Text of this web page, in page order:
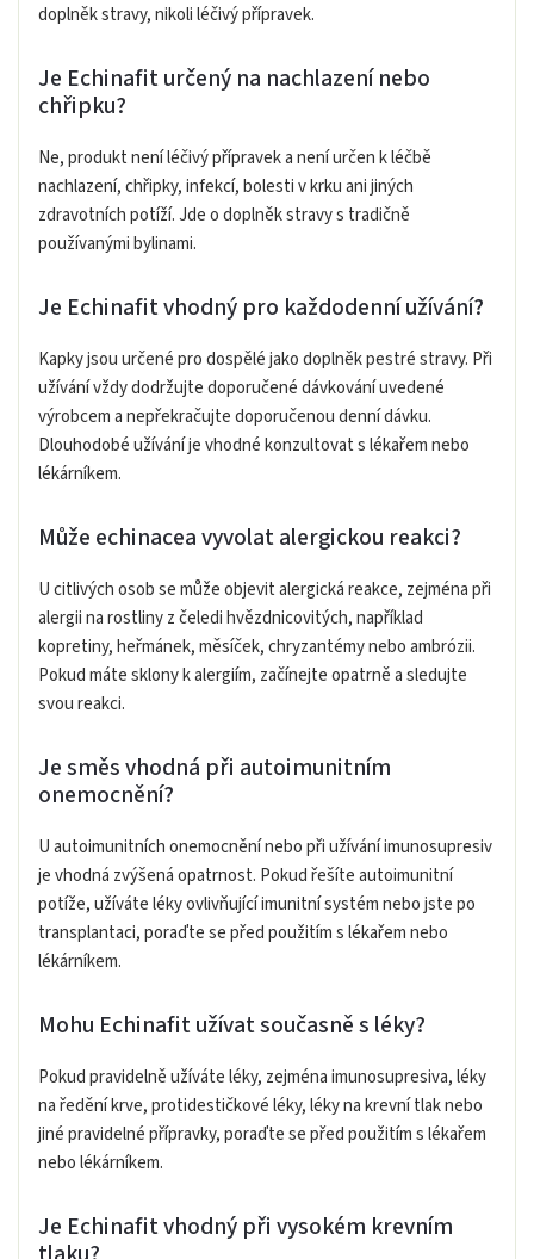
doplněk stravy, nikoli léčivý přípravek.
Je Echinafit určený na nachlazení nebo
chřipku?
Ne, produkt není léčivý přípravek a není určen k léčbě
nachlazení, chřipky, infekcí, bolesti v krku ani jiných
zdravotních potíží. Jde o doplněk stravy s tradičně
používanými bylinami.
Je Echinafit vhodný pro každodenní užívání?
Kapky jsou určené pro dospělé jako doplněk pestré stravy. Při
užívání vždy dodržujte doporučené dávkování uvedené
výrobcem a nepřekračujte doporučenou denní dávku.
Dlouhodobé užívání je vhodné konzultovat s lékařem nebo
lékárníkem.
Může echinacea vyvolat alergickou reakci?
U citlivých osob se může objevit alergická reakce, zejména při
alergii na rostliny z čeledi hvězdnicovitých, například
kopretiny, heřmánek, měsíček, chryzantémy nebo ambrózii.
Pokud máte sklony k alergiím, začínejte opatrně a sledujte
svou reakci.
Je směs vhodná při autoimunitním
onemocnění?
U autoimunitních onemocnění nebo při užívání imunosupresiv
je vhodná zvýšená opatrnost. Pokud řešíte autoimunitní
potíže, užíváte léky ovlivňující imunitní systém nebo jste po
transplantaci, poraďte se před použitím s lékařem nebo
lékárníkem.
Mohu Echinafit užívat současně s léky?
Pokud pravidelně užíváte léky, zejména imunosupresiva, léky
na ředění krve, protidestičkové léky, léky na krevní tlak nebo
jiné pravidelné přípravky, poraďte se před použitím s lékařem
nebo lékárníkem.
Je Echinafit vhodný při vysokém krevním